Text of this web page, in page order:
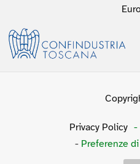
Privacy Policy -
- Preferenze